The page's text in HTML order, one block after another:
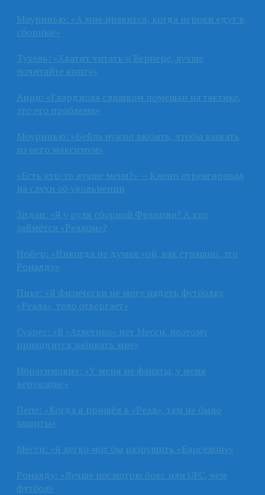
Моуринью: «А мне нравится, когда игроки едут в
сборные»
Тухель: «Хватит читать о Вернере, лучше
почитайте книгу»
Анри: «Гвардиола слишком помешан на тактике,
это его проблема»
Моуринью: «Бейла нужно любить, чтобы выжать
из него максимум»
«Есть кто-то лучше меня?» — Клопп отреагировал
на слухи об увольнении
Зидан: «Я у руля сборной Франции? А кто
займётся «Реалом»?
Нойер: «Никогда не думал «ой, как страшно, это
Роналду»
Пике: «Я физически не могу надеть футболку
«Реала», тело отвергает»
Суарес: «В «Атлетико» нет Месси, поэтому
приходится забивать мне»
Ибрагимович: «У меня не фанаты, у меня
верующие»
Пепе: «Когда я пришёл в «Реал», там не было
защиты»
Месси: «Я легко мог бы разрушить «Барселону»
Роналду: «Лучше посмотрю бокс или UFC, чем
футбол»